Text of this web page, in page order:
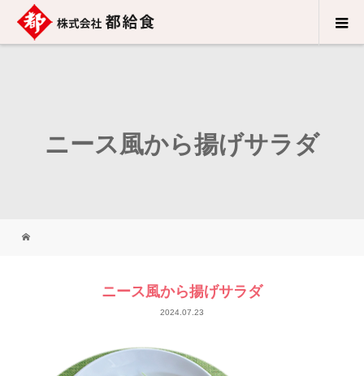
ニース風から揚げサラダ
ニース風から揚げサラダ
2024.07.23